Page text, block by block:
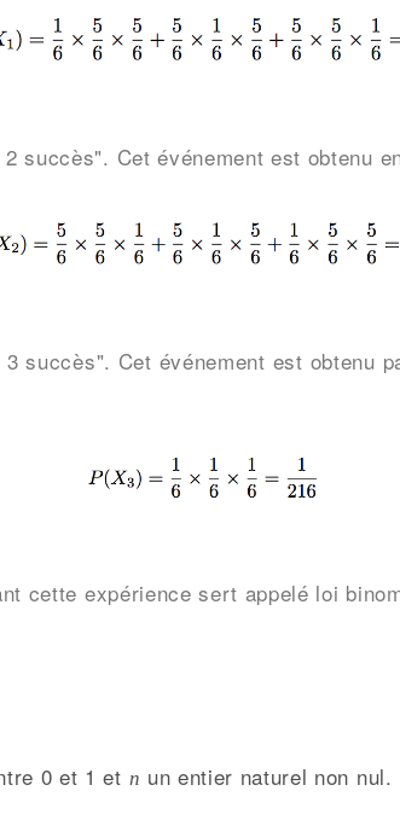
succès". Cet événement est obtenu
succès". Cet événement est obtenu
cette expérience sert appelé loi
0 et 1 et n un entier naturel non nul.